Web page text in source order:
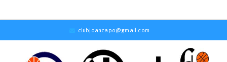
clubjoancapo@gmail.com